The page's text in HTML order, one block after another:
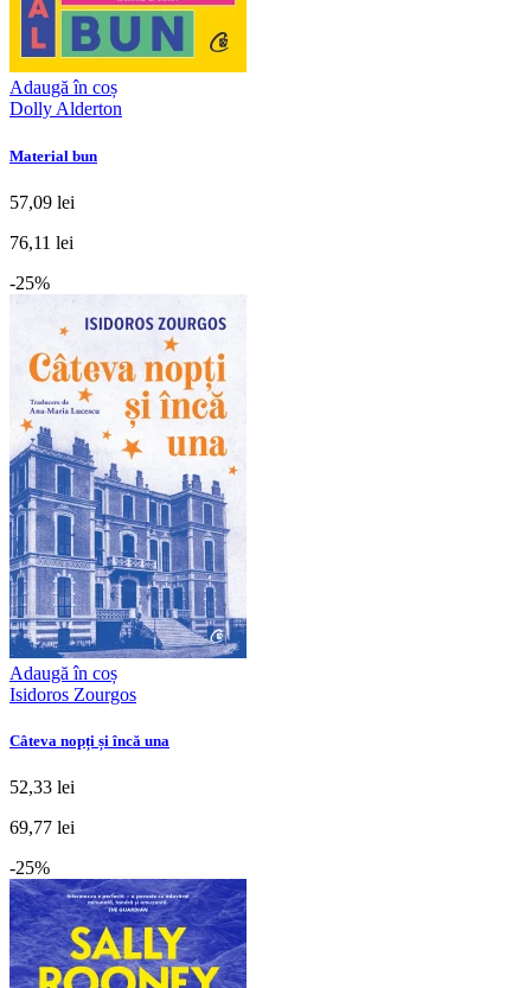
Adaugă în coș
Dolly Alderton
Material bun
57,09 lei
76,11 lei
-25%
Adaugă în coș
Isidoros Zourgos
Câteva nopți și încă una
52,33 lei
69,77 lei
-25%